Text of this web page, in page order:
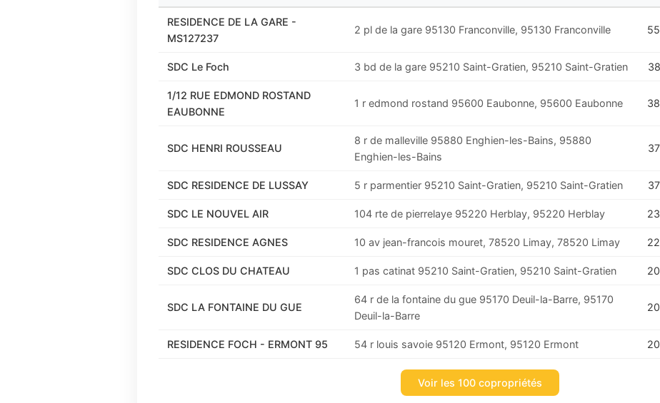
RESIDENCE DE LA GARE -
MS127237
2 pl de la gare 95130 Franconville, 95130 Franconville
SDC Le Foch 3 bd de la gare 95210 Saint-Gratien, 95210 Saint-Gratien
1/12 RUE EDMOND ROSTAND
EAUBONNE
1 r edmond rostand 95600 Eaubonne, 95600 Eaubonne
SDC HENRI ROUSSEAU
8 r de malleville 95880 Enghien-les-Bains, 95880
Enghien-les-Bains
SDC RESIDENCE DE LUSSAY 5 r parmentier 95210 Saint-Gratien, 95210 Saint-Gratien
SDC LE NOUVEL AIR 104 rte de pierrelaye 95220 Herblay, 95220 Herblay
SDC RESIDENCE AGNES 10 av jean-francois mouret, 78520 Limay, 78520 Limay
SDC CLOS DU CHATEAU 1 pas catinat 95210 Saint-Gratien, 95210 Saint-Gratien
SDC LA FONTAINE DU GUE
64 r de la fontaine du gue 95170 Deuil-la-Barre, 95170
Deuil-la-Barre
RESIDENCE FOCH - ERMONT 95 54 r louis savoie 95120 Ermont, 95120 Ermont
Voir les 100 copropriétés